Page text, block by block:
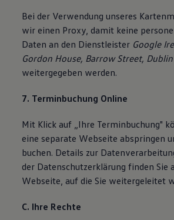
Bei der Verwendung unseres
wir einen Proxy, damit keine
Daten an den Dienstleister Google
Gordon House, Barrow Street,
weitergegeben werden.
7. Terminbuchung Online
Mit Klick auf „Ihre Terminbuchung"
eine separate Webseite abspringen
buchen. Details zur
der Datenschutzerklärung finden Sie
Webseite, auf die Sie weitergeleitet
C. Ihre Rechte